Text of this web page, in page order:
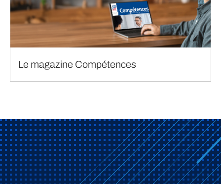
Le magazine Compétences